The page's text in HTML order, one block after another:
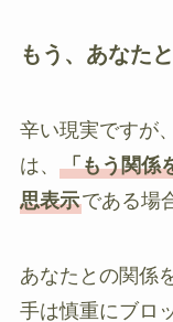
もう、あなた
辛い現実ですが
は、 「もう関係
思表示である場
あなたとの関係
手は慎重にブロ